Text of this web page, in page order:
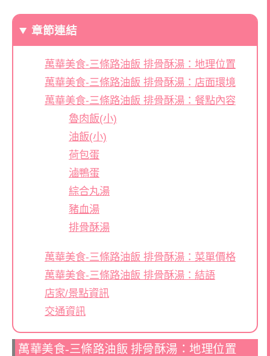
章節連結
萬華美食-三條路油飯 排骨酥湯：地理位置
萬華美食-三條路油飯 排骨酥湯：店面環境
萬華美食-三條路油飯 排骨酥湯：餐點內容
魯肉飯(小)
油飯(小)
荷包蛋
滷鴨蛋
綜合丸湯
豬血湯
排骨酥湯
萬華美食-三條路油飯 排骨酥湯：菜單價格
萬華美食-三條路油飯 排骨酥湯：結語
店家/景點資訊
交通資訊
萬華美食-三條路油飯 排骨酥湯：地理位置